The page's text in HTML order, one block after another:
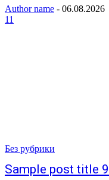
Author name - 06.08.2026
11
Без рубрики
Sample post title 9